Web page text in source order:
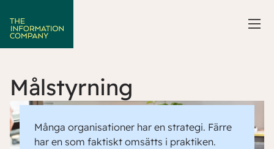
Målstyrning
Många organisationer har en strategi. Färre
har en som faktiskt omsätts i praktiken.